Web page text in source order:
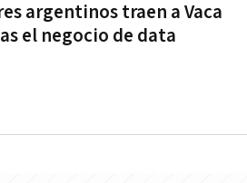
argentinos traen a Vaca
el negocio de data